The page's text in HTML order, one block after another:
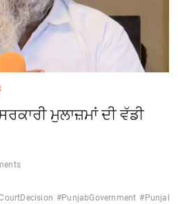
ਮੁਲਾਜ਼ਮਾਂ ਦੀ ਵੱਡੀ
#PunjabGovernment